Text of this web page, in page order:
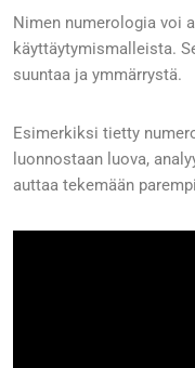
Nimen numerologia voi
käyttäytymismalleista.
suuntaa ja ymmärrystä.
Esimerkiksi tietty
luonnostaan luova,
auttaa tekemään